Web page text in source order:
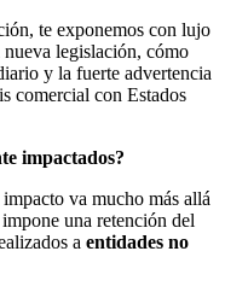
te exponemos con lujo
nueva legislación, cómo
y la fuerte advertencia
comercial con Estados
impactados?
va mucho más allá
una retención del
a entidades no